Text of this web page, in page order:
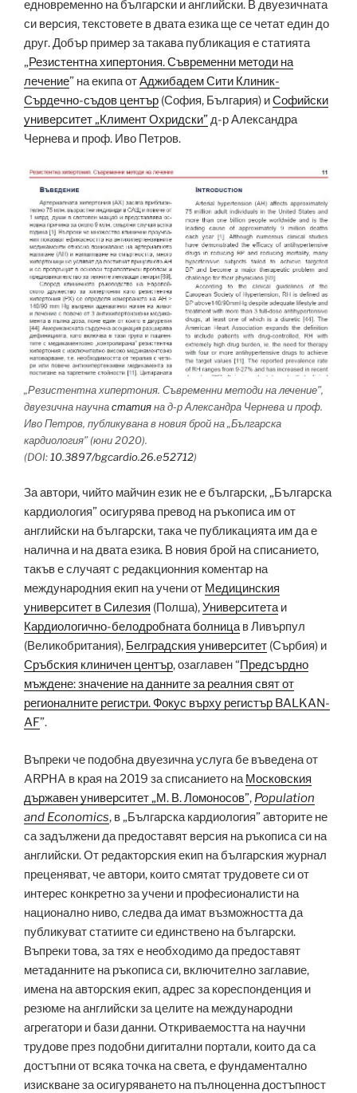
едновременно на български и английски. В двуезичната
си версия, текстовете в двата езика ще се четат един до
друг. Добър пример за такава публикация е статията
„Резистентна хипертония. Съвременни методи на
лечение” на екипа отАджибадем Сити Клиник-
Сърдечно-съдов център (София, България) иСофийски
университет „Климент Охридски”д-р Александра
Чернева и проф. Иво Петров.
„Резистентна хипертония. Съвременни методи на лечение”,
двуезична научнастатияна д-р Александра Чернева и проф.
Иво Петров, публикувана в новия брой на „Българска
кардиология” (юни 2020).
(DOI: 10.3897/bgcardio.26.e52712)
За автори, чийто майчин език не е български, „Българска
кардиология” осигурява превод на ръкописа им от
английски на български, така че публикацията им да е
налична и на двата езика. В новия брой на списанието,
такъв е случаят с редакционния коментар на
международния екип на учени от Медицинския
университет в Силезия (Полша),Университетаи
Кардиологично-белодробната болницав Ливърпул
(Великобритания), Белградския университет (Сърбия) и
Сръбския клиничен център, озаглавен “Предсърдно
мъждене: значение на данните за реалния свят от
регионалните регистри. Фокус върху регистър BALKAN-
AF”.
Въпреки че подобна двуезична услуга бе въведена от
ARPHA в края на 2019 за списанието на Московския
държавен университет „М. В. Ломоносов”, Population
and Economics, в „Българска кардиология” авторите не
са задължени да предоставят версия на ръкописа си на
английски. От редакторския екип на българския журнал
преценяват, че автори, които смятат трудовете си от
интерес конкретно за учени и професионалисти на
национално ниво, следва да имат възможността да
публикуват статиите си единствено на български.
Въпреки това, за тях е необходимо да предоставят
метаданните на ръкописа си, включително заглавие,
имена на авторския екип, адрес за кореспонденция и
резюме на английски за целите на международни
агрегатори и бази данни. Откриваемостта на научни
трудове през подобни дигитални портали, които да са
достъпни от всяка точка на света, е фундаментално
изискване за осигуряването на пълноценна достъпност